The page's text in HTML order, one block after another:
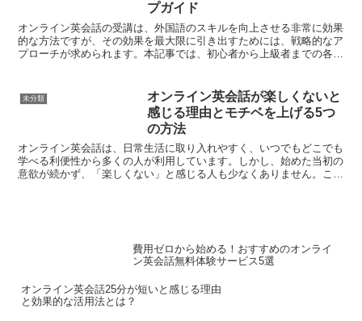
プガイド
オンライン英会話の受講は、外国語のスキルを向上させる非常に効果
的な方法ですが、その効果を最大限に引き出すためには、戦略的なア
プローチが求められます。本記事では、初心者から上級者までの各ス
未分類
オンライン英会話が楽しくないと
感じる理由とモチベを上げる5つ
の方法
オンライン英会話は、日常生活に取り入れやすく、いつでもどこでも
学べる利便性から多くの人が利用しています。しかし、始めた当初の
意欲が続かず、「楽しくない」と感じる人も少なくありません。この
費用ゼロから始める！おすすめのオンライ
ン英会話無料体験サービス5選
オンライン英会話25分が短いと感じる理由
と効果的な活用法とは？